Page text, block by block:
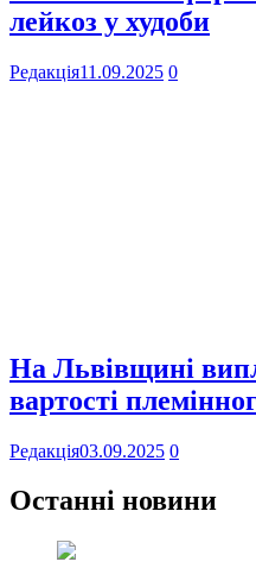
лейкоз у худоби
Редакція11.09.2025 0
На Львівщині
вартості
Редакція03.09.2025 0
Останні новини